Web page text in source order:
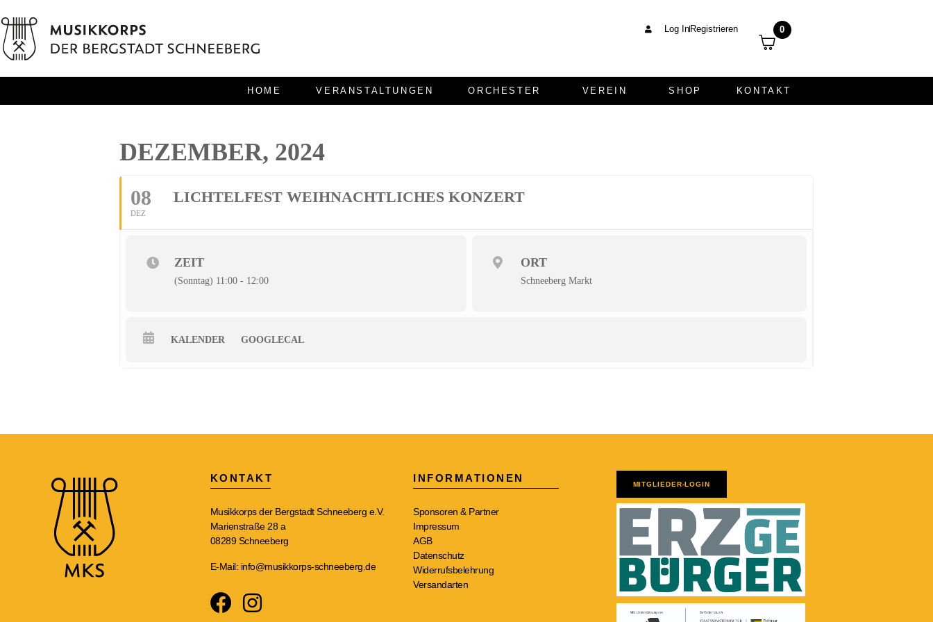
Log InRegistrieren 0
HOME VERANSTALTUNGEN ORCHESTER VEREIN SHOP KONTAKT
DEZEMBER, 2024
08
DEZ
LICHTELFEST WEIHNACHTLICHES KONZERT
ZEIT
(Sonntag) 11:00 - 12:00
ORT
Schneeberg Markt
KALENDER GOOGLECAL
KONTAKT
Musikkorps der Bergstadt Schneeberg e.V.
Marienstraße 28 a
08289 Schneeberg
E-Mail: info@musikkorps-schneeberg.de
INFORMATIONEN
Sponsoren & Partner
Impressum
AGB
Datenschutz
Widerrufsbelehrung
Versandarten
MITGLIEDER-LOGIN